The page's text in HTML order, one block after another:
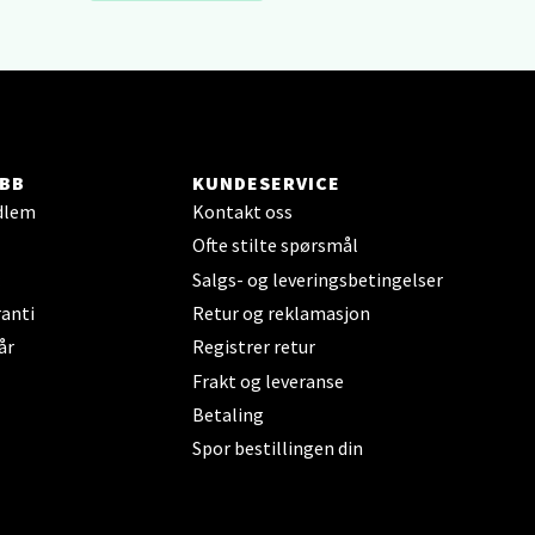
KUNDESERVICE
Kontakt oss
Ofte stilte spørsmål
Salgs- og leveringsbetingelser
Retur og reklamasjon
Registrer retur
Frakt og leveranse
Betaling
Spor bestillingen din